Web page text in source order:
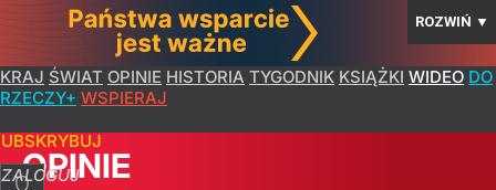
ROZWIŃ ▼
KRAJ ŚWIAT OPINIE HISTORIA TYGODNIK KSIĄŻKI WIDEO DO
RZECZY+ WSPIERAJ
ZALOGUJ
OPINIE